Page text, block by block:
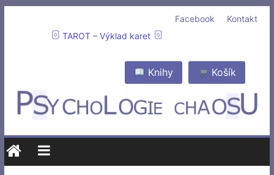
Kontakt
Facebook
TAROT – Výklad karet
Košík
Knihy